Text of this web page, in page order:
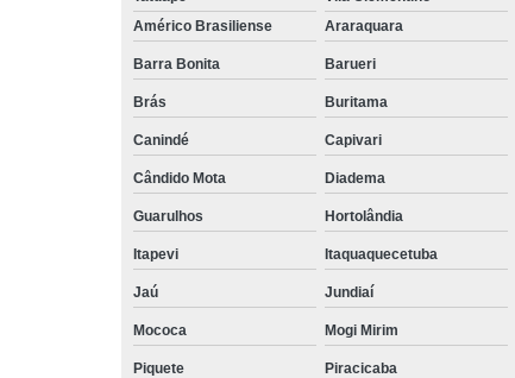
Américo Brasiliense
Araraquara
Barra Bonita Barueri
Brás Buritama
Canindé Capivari
Cândido Mota Diadema
Guarulhos Hortolândia
Itapevi Itaquaquecetuba
Jaú Jundiaí
Mococa Mogi Mirim
Piquete Piracicaba